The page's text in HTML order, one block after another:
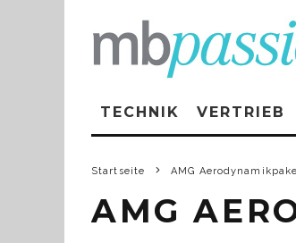
TECHNIK VERTRIEB
Startseite AMG
AMG